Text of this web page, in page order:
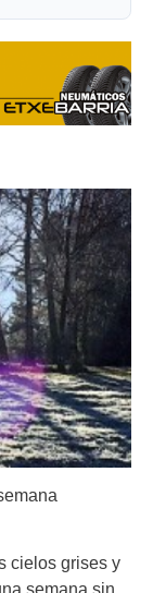
cielos grises y
semana sin